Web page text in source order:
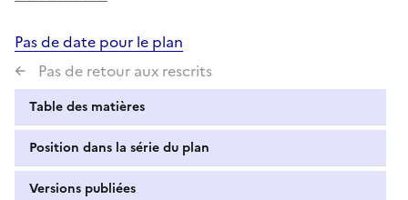
Pas de date pour le plan
Pas de retour aux rescrits
Table des matières
Position dans la série du plan
Versions publiées